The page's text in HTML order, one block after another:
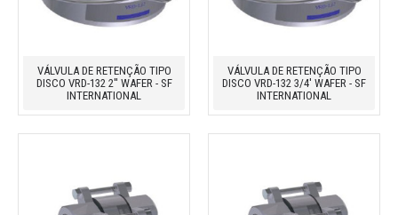
VÁLVULA DE RETENÇÃO TIPO
DISCO VRD-132 2'' WAFER - SF
INTERNATIONAL
VÁLVULA DE RETENÇÃO TIPO
DISCO VRD-132 3/4' WAFER - SF
INTERNATIONAL